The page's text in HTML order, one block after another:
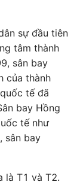
sự đầu tiên
tâm thành
sân bay
của thành
tế đã
bay Hồng
tế như
sân bay
là T1 và T2.